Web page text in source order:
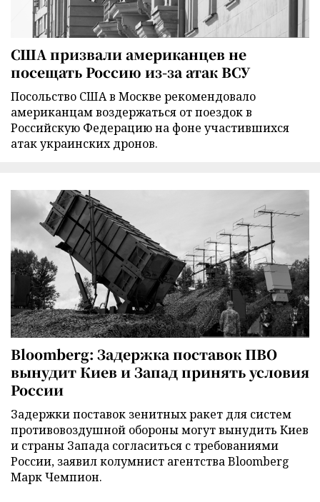
США призвали американцев не
посещать Россию из-за атак ВСУ
Посольство США в Москве рекомендовало
американцам воздержаться от поездок в
Российскую Федерацию на фоне участившихся
атак украинских дронов.
Bloomberg: Задержка поставок ПВО
вынудит Киев и Запад принять условия
России
Задержки поставок зенитных ракет для систем
противовоздушной обороны могут вынудить Киев
и страны Запада согласиться с требованиями
России, заявил колумнист агентства Bloomberg
Марк Чемпион.